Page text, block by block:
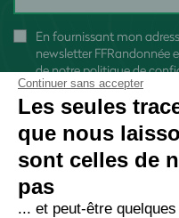
En fournissant mon
newsletter FFRandonnée
denotre politique de
Continuer sans accepter
Les seules
que nous
sont celles de
pas
... et peut-être